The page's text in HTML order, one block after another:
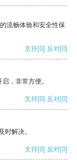
流畅体验和安全性保
支持[0] 反对[0]
，非常方便。
支持[0] 反对[0]
时解决。
支持[0] 反对[0]